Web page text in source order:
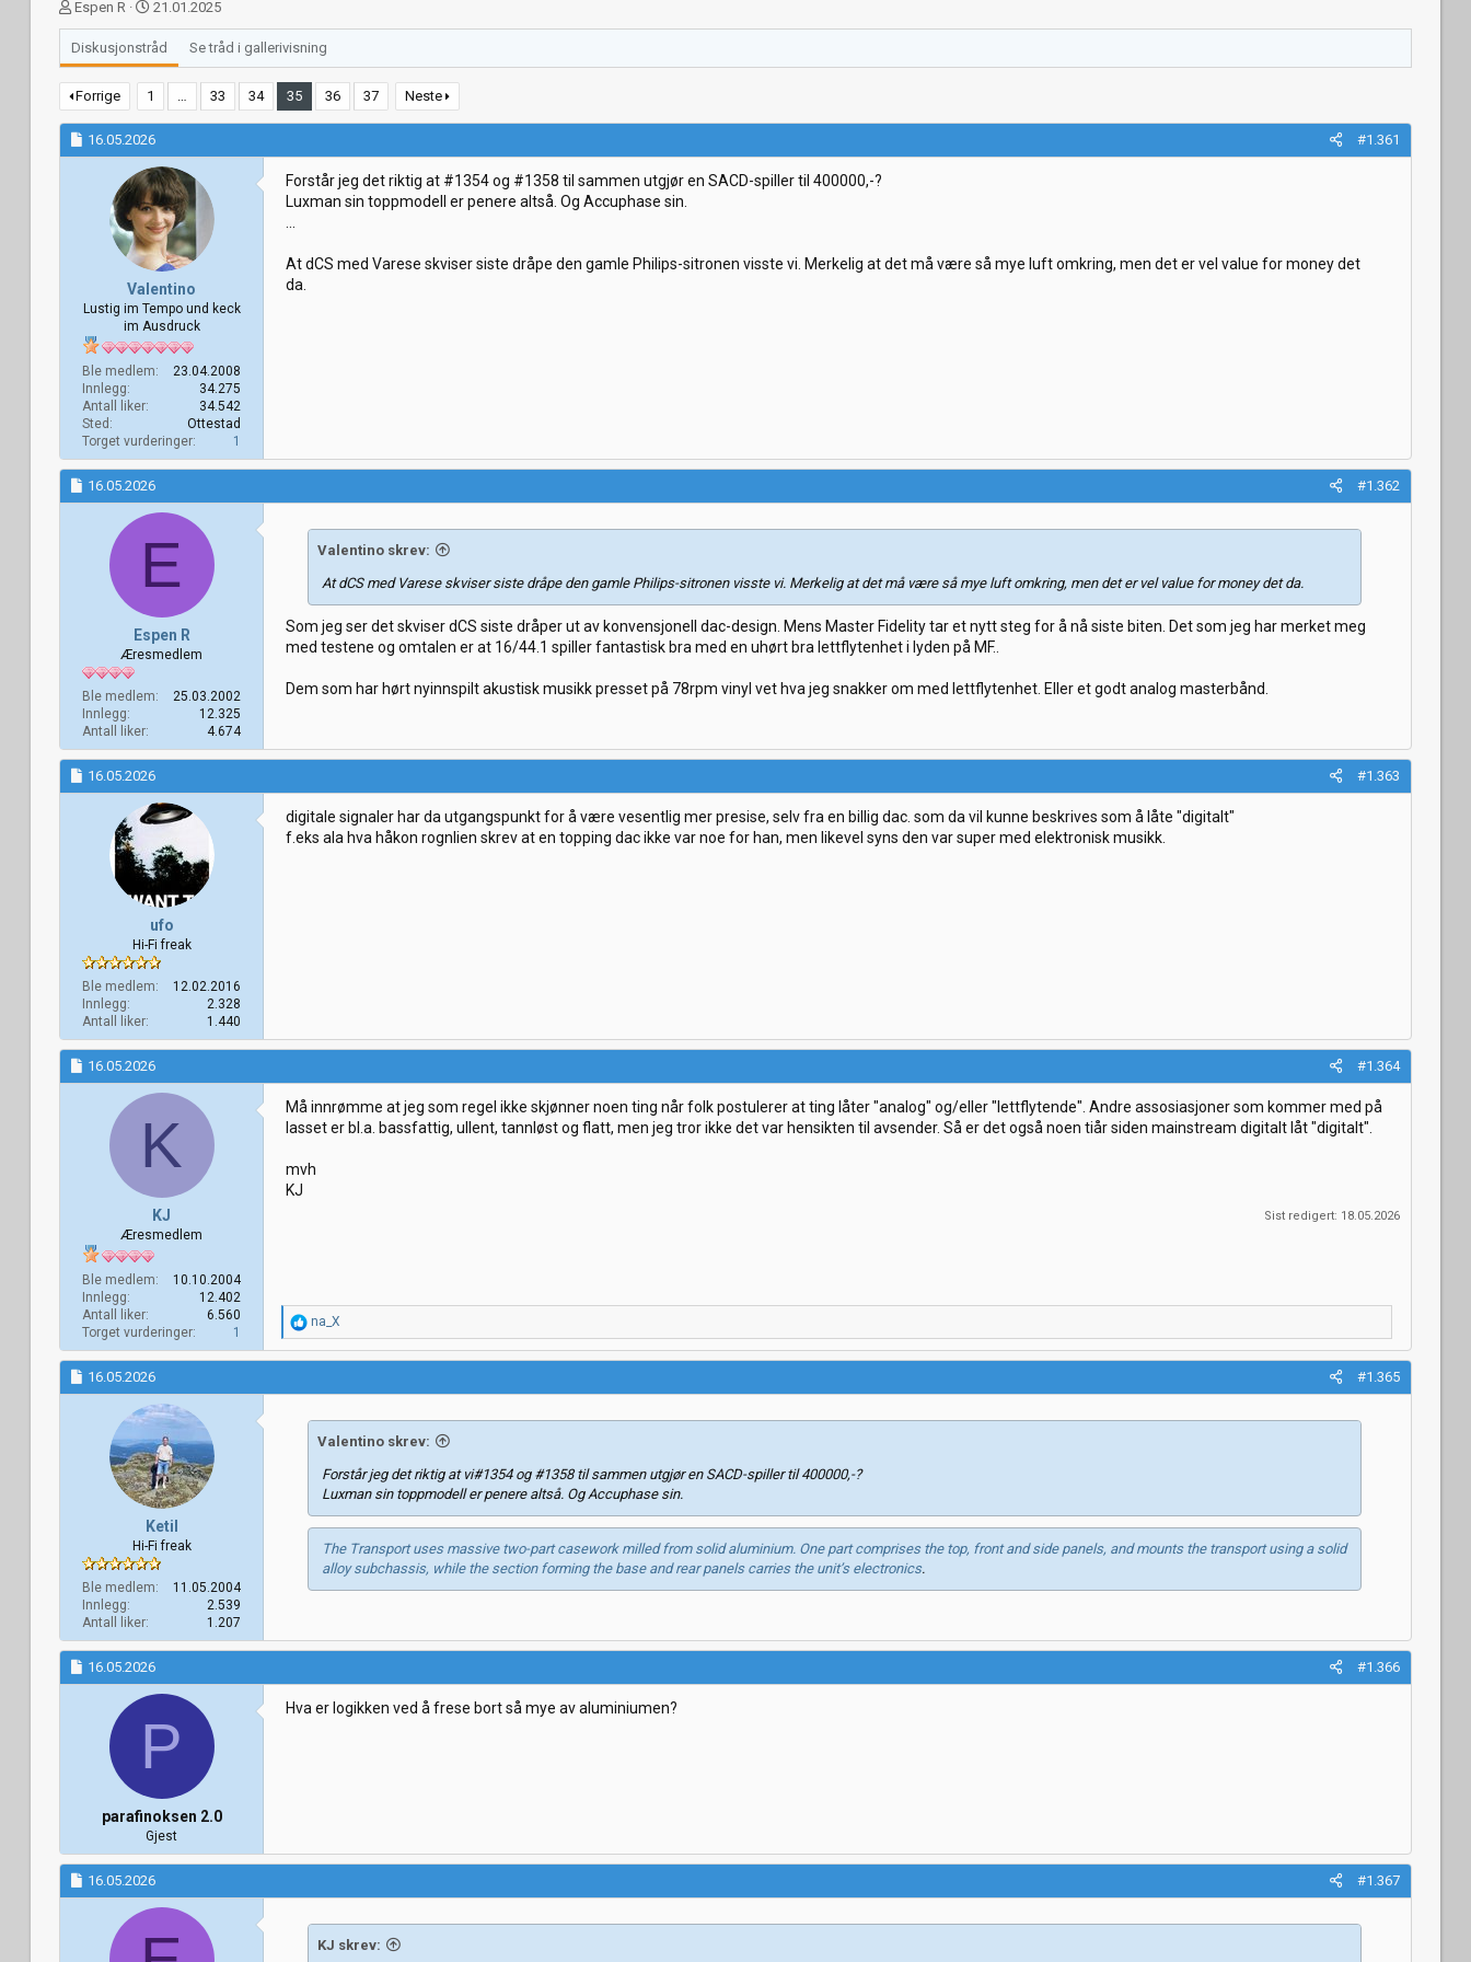
T
r
å
d
s
t
a
r
Espen R
S
t
a
r
t
a
t
o
21.01.2025
Diskusjonstråd Se tråd i gallerivisning
Forrige 1 … 33 34 35 36 37 Neste
16.05.2026 #1.361
Valentino
Lustig im Tempo und keck
im Ausdruck
Ble medlem
23.04.2008
Innlegg
34.275
Antall liker
34.542
Sted
Ottestad
Torget vurderinger
1
Forstår jeg det riktig at #1354 og #1358 til sammen utgjør en SACD-spiller til 400000,-?
Luxman sin toppmodell er penere altså. Og Accuphase sin.
At dCS med Varese skviser siste dråpe den gamle Philips-sitronen visste vi. Merkelig at det må være så mye luft omkring, men det er vel value for money det
da.
16.05.2026 #1.362
E
Espen R
Æresmedlem
Ble medlem
25.03.2002
Innlegg
12.325
Antall liker
4.674
Valentino skrev:
At dCS med Varese skviser siste dråpe den gamle Philips-sitronen visste vi. Merkelig at det må være så mye luft omkring, men det er vel value for money det da.
Som jeg ser det skviser dCS siste dråper ut av konvensjonell dac-design. Mens Master Fidelity tar et nytt steg for å nå siste biten. Det som jeg har merket meg
med testene og omtalen er at 16/44.1 spiller fantastisk bra med en uhørt bra lettflytenhet i lyden på MF..
Dem som har hørt nyinnspilt akustisk musikk presset på 78rpm vinyl vet hva jeg snakker om med lettflytenhet. Eller et godt analog masterbånd.
16.05.2026 #1.363
ufo
Hi-Fi freak
Ble medlem
12.02.2016
Innlegg
2.328
Antall liker
1.440
digitale signaler har da utgangspunkt for å være vesentlig mer presise, selv fra en billig dac. som da vil kunne beskrives som å låte "digitalt"
f.eks ala hva håkon rognlien skrev at en topping dac ikke var noe for han, men likevel syns den var super med elektronisk musikk.
16.05.2026 #1.364
K
KJ
Æresmedlem
Ble medlem
10.10.2004
Innlegg
12.402
Antall liker
6.560
Torget vurderinger
1
Må innrømme at jeg som regel ikke skjønner noen ting når folk postulerer at ting låter "analog" og/eller "lettflytende". Andre assosiasjoner som kommer med på
lasset er bl.a. bassfattig, ullent, tannløst og flatt, men jeg tror ikke det var hensikten til avsender. Så er det også noen tiår siden mainstream digitalt låt "digitalt".
mvh
KJ
Sist redigert: 18.05.2026
R
e
a
s
o
na_X
16.05.2026 #1.365
Ketil
Hi-Fi freak
Ble medlem
11.05.2004
Innlegg
2.539
Antall liker
1.207
Valentino skrev:
Forstår jeg det riktig at vi#1354 og #1358 til sammen utgjør en SACD-spiller til 400000,-?
Luxman sin toppmodell er penere altså. Og Accuphase sin.
The Transport uses massive two-part casework milled from solid aluminium. One part comprises the top, front and side panels, and mounts the transport using a solid
alloy subchassis, while the section forming the base and rear panels carries the unit’s electronics.
16.05.2026 #1.366
P
parafinoksen 2.0
Gjest
Hva er logikken ved å frese bort så mye av aluminiumen?
16.05.2026 #1.367
KJ skrev: